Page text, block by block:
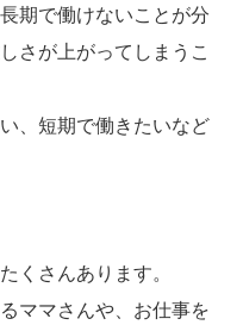
期で働けないことが分
さが上がってしまうこ
、短期で働きたいなど
くさんあります。
ママさんや、お仕事を